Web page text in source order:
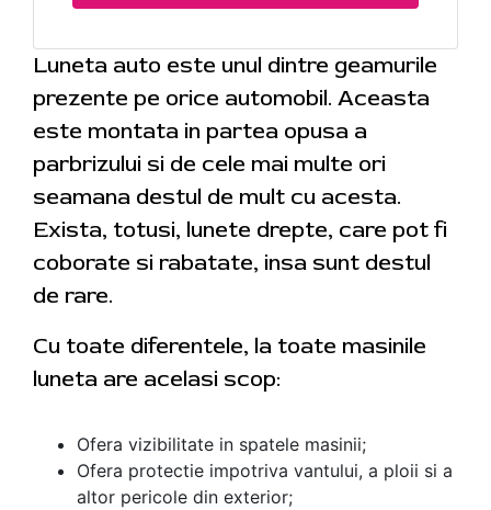
Luneta auto este unul dintre geamurile
prezente pe orice automobil. Aceasta
este montata in partea opusa a
parbrizului si de cele mai multe ori
seamana destul de mult cu acesta.
Exista, totusi, lunete drepte, care pot fi
coborate si rabatate, insa sunt destul
de rare.
Cu toate diferentele, la toate masinile
luneta are acelasi scop:
Ofera vizibilitate in spatele masinii;
Ofera protectie impotriva vantului, a ploii si a
altor pericole din exterior;